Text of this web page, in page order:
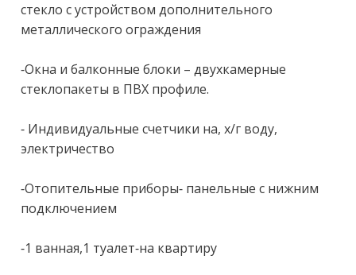
стекло с устройством дополнительного
металлического ограждения
-Окна и балконные блоки – двухкамерные
стеклопакеты в ПВХ профиле.
- Индивидуальные счетчики на, х/г воду,
электричество
-Отопительные приборы- панельные с нижним
подключением
-1 ванная,1 туалет-на квартиру